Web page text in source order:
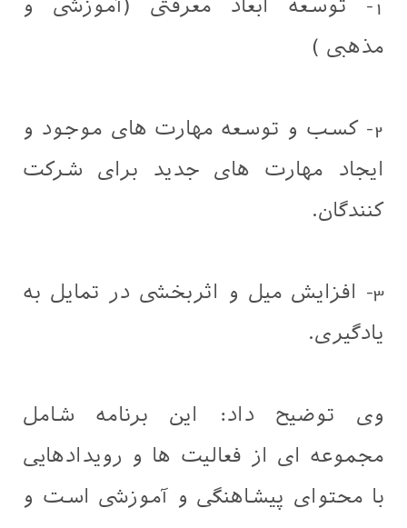
1- توسعه ابعاد معرفتی (آموزشی و
مذهبی )
2- کسب و توسعه مهارت های موجود و
ایجاد مهارت های جدید برای شرکت
کنندگان.
3- افزایش میل و اثربخشی در تمایل به
یادگیری.
وی توضیح داد: این برنامه شامل
مجموعه ای از فعالیت ها و رویدادهایی
با محتوای پیشاهنگی و‌ آموزشی است و